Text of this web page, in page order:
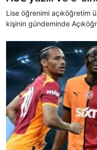
Lise öğrenimi açıköğretim üzerinden tamamlayan milyonlarca
kişinin gündeminde
konusunda araştırmalar
kazandı. Peki, AÖL yazılı